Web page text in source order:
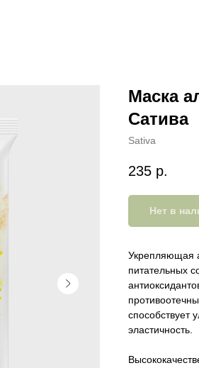
Маска
Сатива
Sativa
235 р.
Нет в
Укрепляющая
питательных
способствует
эластичность.